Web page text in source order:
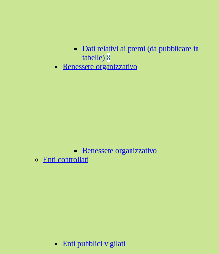
Dati relativi ai premi (da pubblicare in
tabelle) 8
Benessere organizzativo
Benessere organizzativo
Enti controllati
Enti pubblici vigilati